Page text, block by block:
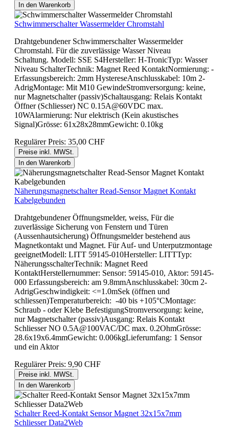
In den Warenkorb
Schwimmerschalter Wassermelder Chromstahl
Drahtgebundener Schwimmerschalter Wassermelder
Chromstahl. Für die zuverlässige Wasser Niveau
Schaltung. Modell: SSE S4Hersteller: H-TronicTyp: Wasser
Niveau SchalterTechnik: Magnet Reed KontaktNormierung: -
Erfassungsbereich: 2mm HystereseAnschlusskabel: 10m 2-
AdrigMontage: Mit M10 GewindeStromversorgung: keine,
nur Magnetschalter (passiv)Schaltausgang: Relais Kontakt
Öffner (Schliesser) NC 0.15A@60VDC max.
10WAlarmierung: Nur elektrisch (Kein akustisches
Signal)Grösse: 61x28x28mmGewicht: 0.10kg
Regulärer Preis: 35,00 CHF
Preise inkl. MWSt.
In den Warenkorb
Näherungsmagnetschalter Read-Sensor Magnet Kontakt
Kabelgebunden
Drahtgebundener Öffnungsmelder, weiss, Für die
zuverlässige Sicherung von Fenstern und Türen
(Aussenhautsicherung) Öffnungsmelder bestehend aus
Magnetkontakt und Magnet. Für Auf- und Unterputzmontage
geeignetModell: LITT 59145-010Hersteller: LITTTyp:
NäherungsschalterTechnik: Magnet Reed
KontaktHerstellernummer: Sensor: 59145-010, Aktor: 59145-
000 Erfassungsbereich: am 9.8mmAnschlusskabel: 30cm 2-
AdrigGeschwindigkeit: <=1.0mSek (öffnen und
schliessen)Temperaturbereich: -40 bis +105°CMontage:
Schraub - oder Klebe BefestigungStromversorgung: keine,
nur Magnetschalter (passiv)Ausgang: Relais Kontakt
Schliesser NO 0.5A@100VAC/DC max. 0.2OhmGrösse:
28.6x19x6.4mmGewicht: 0.006kgLieferumfang: 1 Sensor
und ein Aktor
Regulärer Preis: 9,90 CHF
Preise inkl. MWSt.
In den Warenkorb
Schalter Reed-Kontakt Sensor Magnet 32x15x7mm
Schliesser Data2Web